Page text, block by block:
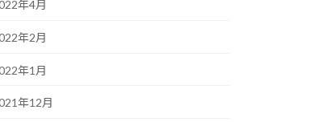
年4月
年2月
年1月
年12月